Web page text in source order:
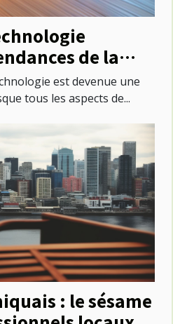
de la
est devenue une
tous les aspects de...
: le sésame